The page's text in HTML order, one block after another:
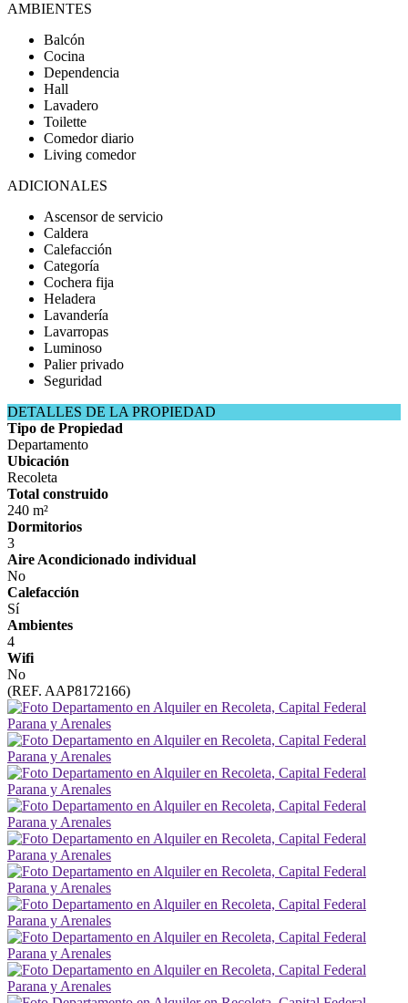
AMBIENTES
Balcón
Cocina
Dependencia
Hall
Lavadero
Toilette
Comedor diario
Living comedor
ADICIONALES
Ascensor de servicio
Caldera
Calefacción
Categoría
Cochera fija
Heladera
Lavandería
Lavarropas
Luminoso
Palier privado
Seguridad
DETALLES DE LA PROPIEDAD
Tipo de Propiedad
Departamento
Ubicación
Recoleta
Total construido
240 m²
Dormitorios
3
Aire Acondicionado individual
No
Calefacción
Sí
Ambientes
4
Wifi
No
(REF. AAP8172166)